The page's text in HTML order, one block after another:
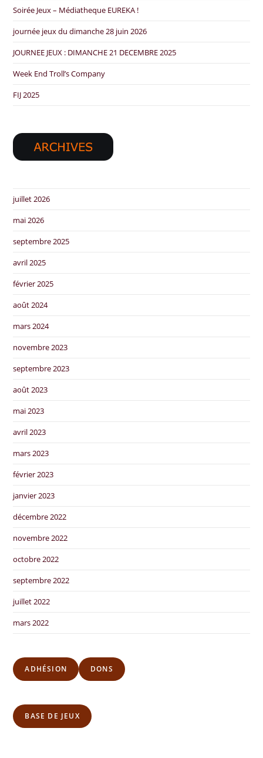
Soirée Jeux – Médiatheque EUREKA !
journée jeux du dimanche 28 juin 2026
JOURNEE JEUX : DIMANCHE 21 DECEMBRE 2025
Week End Troll’s Company
FIJ 2025
juillet 2026
mai 2026
septembre 2025
avril 2025
février 2025
août 2024
mars 2024
novembre 2023
septembre 2023
août 2023
mai 2023
avril 2023
mars 2023
février 2023
janvier 2023
décembre 2022
novembre 2022
octobre 2022
septembre 2022
juillet 2022
mars 2022
ADHÉSION DONS
BASE DE JEUX